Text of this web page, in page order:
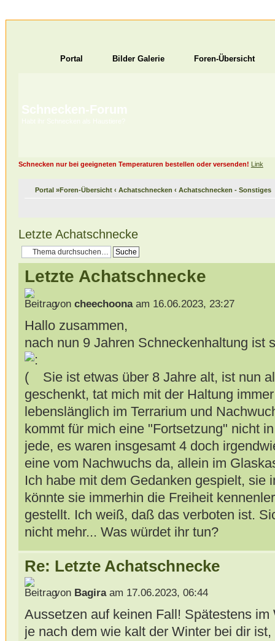
Portal Bilder Galerie Foren-Übersicht
Schnecken-Forum
Habt ihr Schnecken als Haustiere?
Schnecken nur bei geeigneten Temperaturen bestellen oder versenden! Link
Portal»Foren-Übersicht ‹ Achatschnecken ‹ Achatschnecken - Sonstiges
Letzte Achatschnecke
Letzte Achatschnecke
von cheechoonaam 16.06.2023, 23:27
Hallo zusammen,
nach nun 9 Jahren Schneckenhaltung ist
Sie ist etwas über 8 Jahre alt, ist nun
geschenkt, tat mich mit der Haltung
lebenslänglich im Terrarium und
kommt für mich eine "Fortsetzung" nicht
jede, es waren insgesamt 4 doch
eine vom Nachwuchs da, allein im
Ich habe mit dem Gedanken gespielt, sie
könnte sie immerhin die Freiheit
gestellt. Ich weiß, daß das verboten ist.
nicht mehr... Was würdet ihr tun?
Re: Letzte Achatschnecke
von Bagiraam 17.06.2023, 06:44
Aussetzen auf keinen Fall! Spätestens
je nach dem wie kalt der Winter bei dir